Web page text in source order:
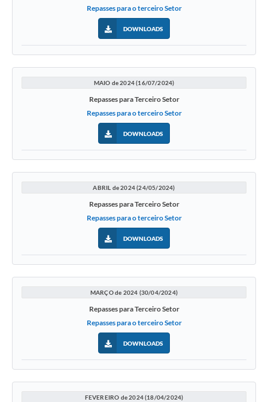
Repasses para o terceiro Setor
DOWNLOADS
MAIO de 2024 (16/07/2024)
Repasses para Terceiro Setor
Repasses para o terceiro Setor
DOWNLOADS
ABRIL de 2024 (24/05/2024)
Repasses para Terceiro Setor
Repasses para o terceiro Setor
DOWNLOADS
MARÇO de 2024 (30/04/2024)
Repasses para Terceiro Setor
Repasses para o terceiro Setor
DOWNLOADS
FEVEREIRO de 2024 (18/04/2024)